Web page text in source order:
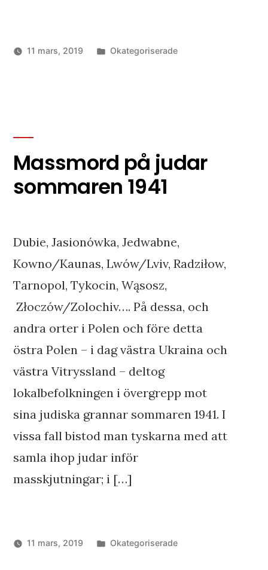
11 mars, 2019
Publicerat
Okategoriserade
Massmord på judar
sommaren 1941
Dubie, Jasionówka, Jedwabne,
Kowno/Kaunas, Lwów/Lviv, Radziłow,
Tarnopol, Tykocin, Wąsosz,
Złoczów/Zolochiv…. På dessa, och
andra orter i Polen och före detta
östra Polen – i dag västra Ukraina och
västra Vitryssland – deltog
lokalbefolkningen i övergrepp mot
sina judiska grannar sommaren 1941. I
vissa fall bistod man tyskarna med att
samla ihop judar inför
masskjutningar; i […]
11 mars, 2019
Publicerat
Okategoriserade